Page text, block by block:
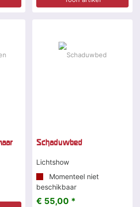
Schaduwbed
Lichtshow
Momenteel niet
beschikbaar
€ 55,00 *